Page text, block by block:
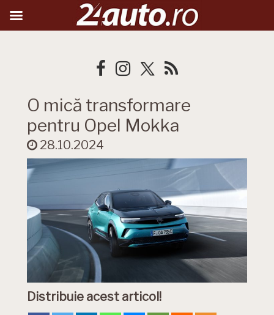
O mică transformare
pentru Opel Mokka
28.10.2024
Distribuie acest articol!